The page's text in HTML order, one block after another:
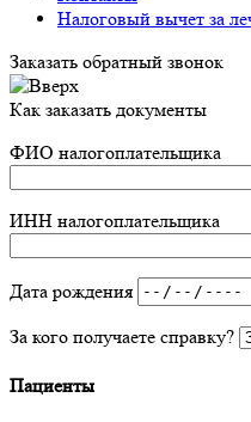
Налоговый вычет за
Заказать обратный звонок
Как заказать документы
ФИО налогоплательщика
ИНН налогоплательщика
Дата рождения
За кого получаете справку?
Пациенты